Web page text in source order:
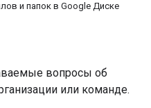
и папок в Google Диске
вопросы об
или команде.